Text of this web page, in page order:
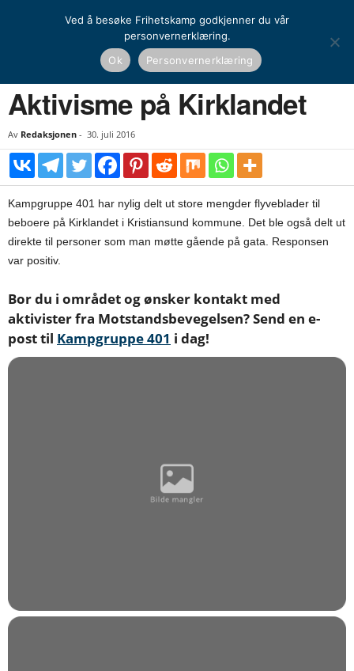
Aktivisme på Kirklandet
Aktivisme på Kirklandet
Av Redaksjonen - 30. juli 2016
Kampgruppe 401 har nylig delt ut store mengder flyveblader til
beboere på Kirklandet i Kristiansund kommune. Det ble også delt ut
direkte til personer som man møtte gående på gata. Responsen
var positiv.
Bor du i området og ønsker kontakt med
aktivister fra Motstandsbevegelsen? Send en e-
post til Kampgruppe 401 i dag!
Ved å besøke Frihetskamp godkjenner du vår
personvernerklæring.
Ok
Personvernerklæring